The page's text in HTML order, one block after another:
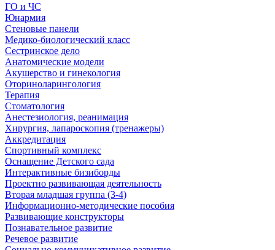
ГО и ЧС
Юнармия
Стеновые панели
Медико-биологический класс
Сестринское дело
Анатомические модели
Акушерство и гинекология
Оториноларингология
Терапия
Стоматология
Анестезиология, реанимация
Хирургия, лапароскопия (тренажеры)
Аккредитация
Спортивный комплекс
Оснащение Детского сада
Интерактивные бизиборды
Проектно развивающая деятельность
Вторая младшая группа (3-4)
Информационно-методические пособия
Развивающие конструкторы
Познавательное развитие
Речевое развитие